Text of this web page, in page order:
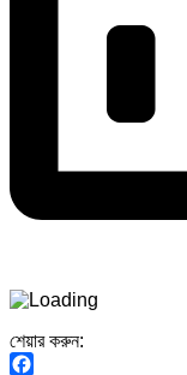
শেয়ার করুন: